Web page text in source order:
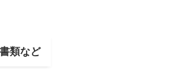
類など